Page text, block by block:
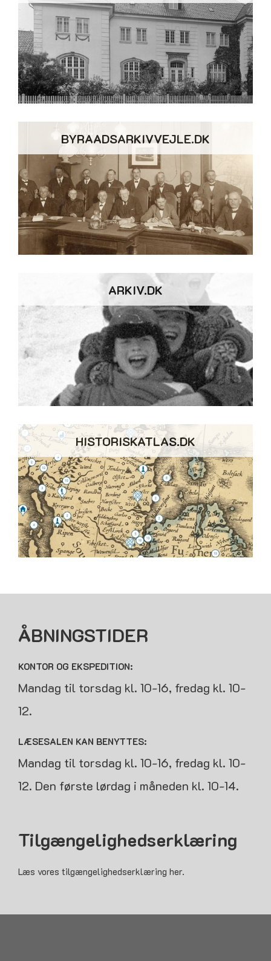
BYRAADSARKIVVEJLE.DK
ARKIV.DK
HISTORISKATLAS.DK
ÅBNINGSTIDER
KONTOR OG EKSPEDITION:
Mandag til torsdag kl. 10-16, fredag kl. 10-
12.
LÆSESALEN KAN BENYTTES:
Mandag til torsdag kl. 10-16, fredag kl. 10-
12. Den første lørdag i måneden kl. 10-14.
Tilgængelighedserklæring
Læs vores tilgængelighedserklæring her.